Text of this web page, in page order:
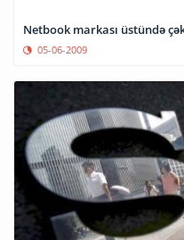
Netbook markası üstündə
05-06-2009